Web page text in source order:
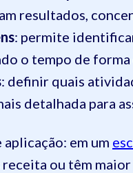
resultados,
: permite
o tempo de
: definir quais
detalhada para
aplicação: em um
receita ou têm